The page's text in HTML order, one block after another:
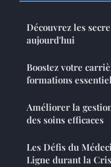
Découvrez les
aujourd'hui
Boostez votre
formations
Améliorer la
des soins efficaces
Les Défis du
Ligne durant la